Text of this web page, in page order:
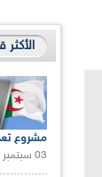
الأكثر
مشروع
03 سبتمبر 2020 |